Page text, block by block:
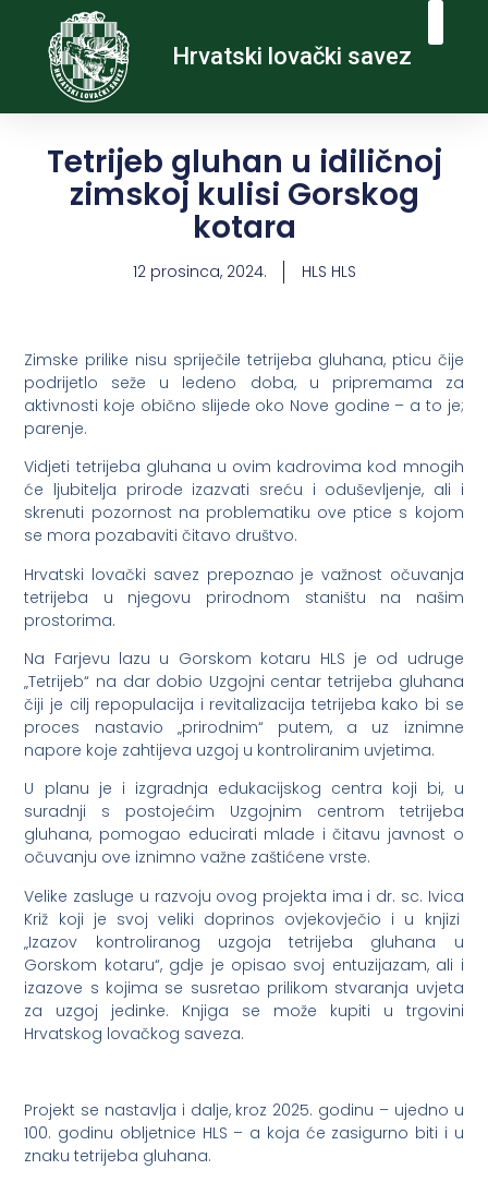
Hrvatski lovački savez
Tetrijeb gluhan u idiličnoj
zimskoj kulisi Gorskog
kotara
12 prosinca, 2024. HLS HLS
Zimske prilike nisu spriječile tetrijeba gluhana, pticu čije
podrijetlo seže u ledeno doba, u pripremama za
aktivnosti koje obično slijede oko Nove godine – a to je;
parenje.
Vidjeti tetrijeba gluhana u ovim kadrovima kod mnogih
će ljubitelja prirode izazvati sreću i oduševljenje, ali i
skrenuti pozornost na problematiku ove ptice s kojom
se mora pozabaviti čitavo društvo.
Hrvatski lovački savez prepoznao je važnost očuvanja
tetrijeba u njegovu prirodnom staništu na našim
prostorima.
Na Farjevu lazu u Gorskom kotaru HLS je od udruge
„Tetrijeb“ na dar dobio Uzgojni centar tetrijeba gluhana
čiji je cilj repopulacija i revitalizacija tetrijeba kako bi se
proces nastavio „prirodnim“ putem, a uz iznimne
napore koje zahtijeva uzgoj u kontroliranim uvjetima.
U planu je i izgradnja edukacijskog centra koji bi, u
suradnji s postojećim Uzgojnim centrom tetrijeba
gluhana, pomogao educirati mlade i čitavu javnost o
očuvanju ove iznimno važne zaštićene vrste.
Velike zasluge u razvoju ovog projekta ima i dr. sc. Ivica
Križ koji je svoj veliki doprinos ovjekovječio i u knjizi
„Izazov kontroliranog uzgoja tetrijeba gluhana u
Gorskom kotaru“, gdje je opisao svoj entuzijazam, ali i
izazove s kojima se susretao prilikom stvaranja uvjeta
za uzgoj jedinke. Knjiga se može kupiti u trgovini
Hrvatskog lovačkog saveza.
Projekt se nastavlja i dalje, kroz 2025. godinu – ujedno u
100. godinu obljetnice HLS – a koja će zasigurno biti i u
znaku tetrijeba gluhana.